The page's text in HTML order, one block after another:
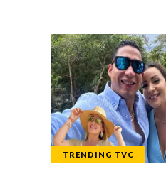
TRENDING TVC